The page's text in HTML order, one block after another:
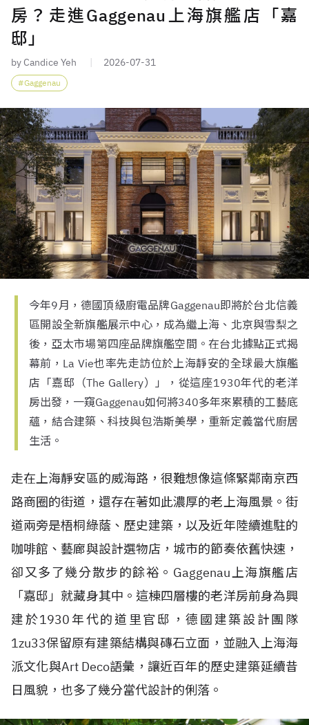
房？走進Gaggenau上海旗艦店「嘉
邸」
by Candice Yeh 2026-07-31
Gaggenau
今年9月，德國頂級廚電品牌Gaggenau即將於台北信義
區開設全新旗艦展示中心，成為繼上海、北京與雪梨之
後，亞太市場第四座品牌旗艦空間。在台北據點正式揭
幕前，La Vie也率先走訪位於上海靜安的全球最大旗艦
店「嘉邸（The Gallery）」，從這座1930年代的老洋
房出發，一窺Gaggenau如何將340多年來累積的工藝底
蘊，結合建築、科技與包浩斯美學，重新定義當代廚居
生活。
走在上海靜安區的威海路，很難想像這條緊鄰南京西
路商圈的街道，還存在著如此濃厚的老上海風景。街
道兩旁是梧桐綠蔭、歷史建築，以及近年陸續進駐的
咖啡館、藝廊與設計選物店，城市的節奏依舊快速，
卻又多了幾分散步的餘裕。Gaggenau上海旗艦店
「嘉邸」就藏身其中。這棟四層樓的老洋房前身為興
建於1930年代的道里官邸，德國建築設計團隊
1zu33保留原有建築結構與磚石立面，並融入上海海
派文化與Art Deco語彙，讓近百年的歷史建築延續昔
日風貌，也多了幾分當代設計的俐落。